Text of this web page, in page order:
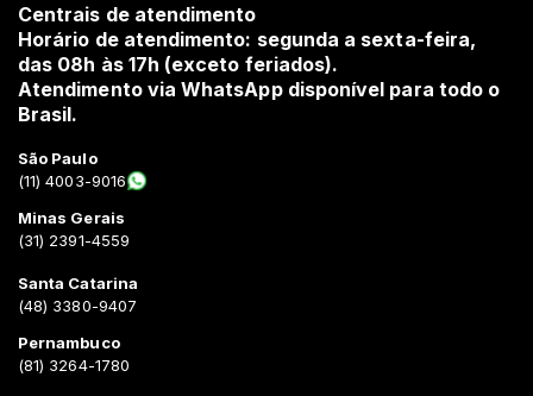
Centrais de atendimento
Horário de atendimento: segunda a sexta-feira,
das 08h às 17h (exceto feriados).
Atendimento via WhatsApp disponível para todo o
Brasil.
São Paulo
(11) 4003-9016
Minas Gerais
(31) 2391-4559
Santa Catarina
(48) 3380-9407
Pernambuco
(81) 3264-1780